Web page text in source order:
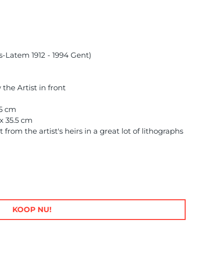
1912 - 1994 Gent)
the Artist in front
cm
35.5 cm
from the artist's heirs in a great lot of lithographs
KOOP NU!